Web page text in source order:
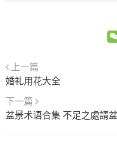
上一篇
婚礼用花大全
下一篇
盆景术语合集 不足之處請